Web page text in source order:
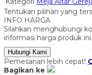
Tentukan pilihan yang
INFO HARGA
Silahkan menghubungi
informasi harga produk ini.
Hubungi Kami
Pemesanan lebih cepat!
Bagikan ke